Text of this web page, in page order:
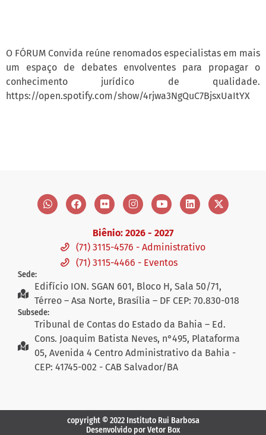
O FÓRUM Convida reúne renomados especialistas em mais
um espaço de debates envolventes para propagar o
conhecimento jurídico de qualidade.
https://open.spotify.com/show/4rjwa3NgQuC7BjsxUaItYX
Biênio: 2026 - 2027
(71) 3115-4576 - Administrativo
(71) 3115-4466 - Eventos
Sede:
Edifício ION. SGAN 601, Bloco H, Sala 50/71,
Térreo – Asa Norte, Brasília – DF CEP: 70.830-018
Subsede:
Tribunal de Contas do Estado da Bahia – Ed.
Cons. Joaquim Batista Neves, n°495, Plataforma
05, Avenida 4 Centro Administrativo da Bahia -
CEP: 41745-002 - CAB Salvador/BA
copyright © 2022 Instituto Rui Barbosa
Desenvolvido por Vetor Box